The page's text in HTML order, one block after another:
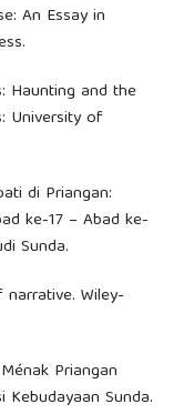
An Essay in
Haunting and the
University of
di Priangan:
ke-17 – Abad ke-
Sunda.
Wiley-
Priangan
Sunda.